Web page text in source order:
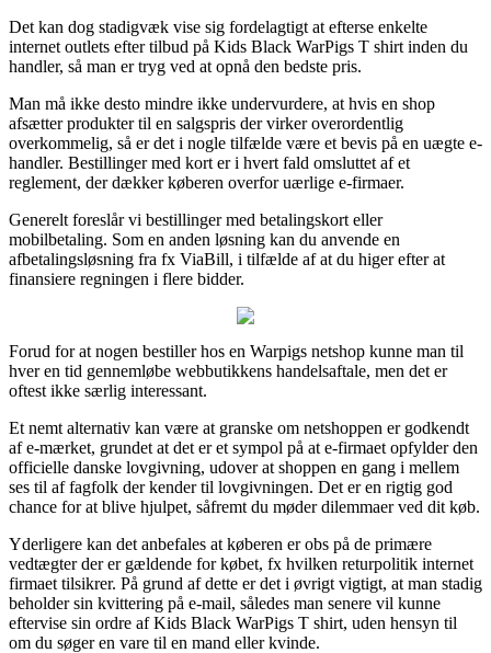
Det kan dog stadigvæk vise sig fordelagtigt at efterse enkelte
internet outlets efter tilbud på Kids Black WarPigs T shirt inden du
handler, så man er tryg ved at opnå den bedste pris.
Man må ikke desto mindre ikke undervurdere, at hvis en shop
afsætter produkter til en salgspris der virker overordentlig
overkommelig, så er det i nogle tilfælde være et bevis på en uægte e-
handler. Bestillinger med kort er i hvert fald omsluttet af et
reglement, der dækker køberen overfor uærlige e-firmaer.
Generelt foreslår vi bestillinger med betalingskort eller
mobilbetaling. Som en anden løsning kan du anvende en
afbetalingsløsning fra fx ViaBill, i tilfælde af at du higer efter at
finansiere regningen i flere bidder.
Forud for at nogen bestiller hos en Warpigs netshop kunne man til
hver en tid gennemløbe webbutikkens handelsaftale, men det er
oftest ikke særlig interessant.
Et nemt alternativ kan være at granske om netshoppen er godkendt
af e-mærket, grundet at det er et sympol på at e-firmaet opfylder den
officielle danske lovgivning, udover at shoppen en gang i mellem
ses til af fagfolk der kender til lovgivningen. Det er en rigtig god
chance for at blive hjulpet, såfremt du møder dilemmaer ved dit køb.
Yderligere kan det anbefales at køberen er obs på de primære
vedtægter der er gældende for købet, fx hvilken returpolitik internet
firmaet tilsikrer. På grund af dette er det i øvrigt vigtigt, at man stadig
beholder sin kvittering på e-mail, således man senere vil kunne
eftervise sin ordre af Kids Black WarPigs T shirt, uden hensyn til
om du søger en vare til en mand eller kvinde.